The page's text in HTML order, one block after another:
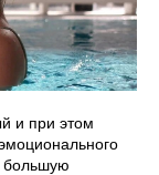
и при этом
большую